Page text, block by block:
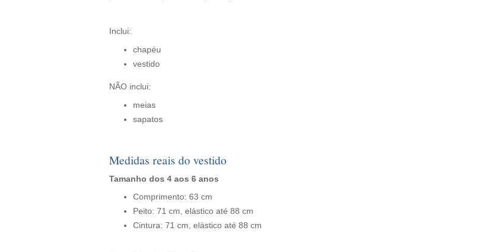
Inclui:
chapéu
vestido
NÃO inclui:
meias
sapatos
Medidas reais do vestido
Tamanho dos 4 aos 6 anos
Comprimento: 63 cm
Peito: 71 cm, elástico até 88 cm
Cintura: 71 cm, elástico até 88 cm